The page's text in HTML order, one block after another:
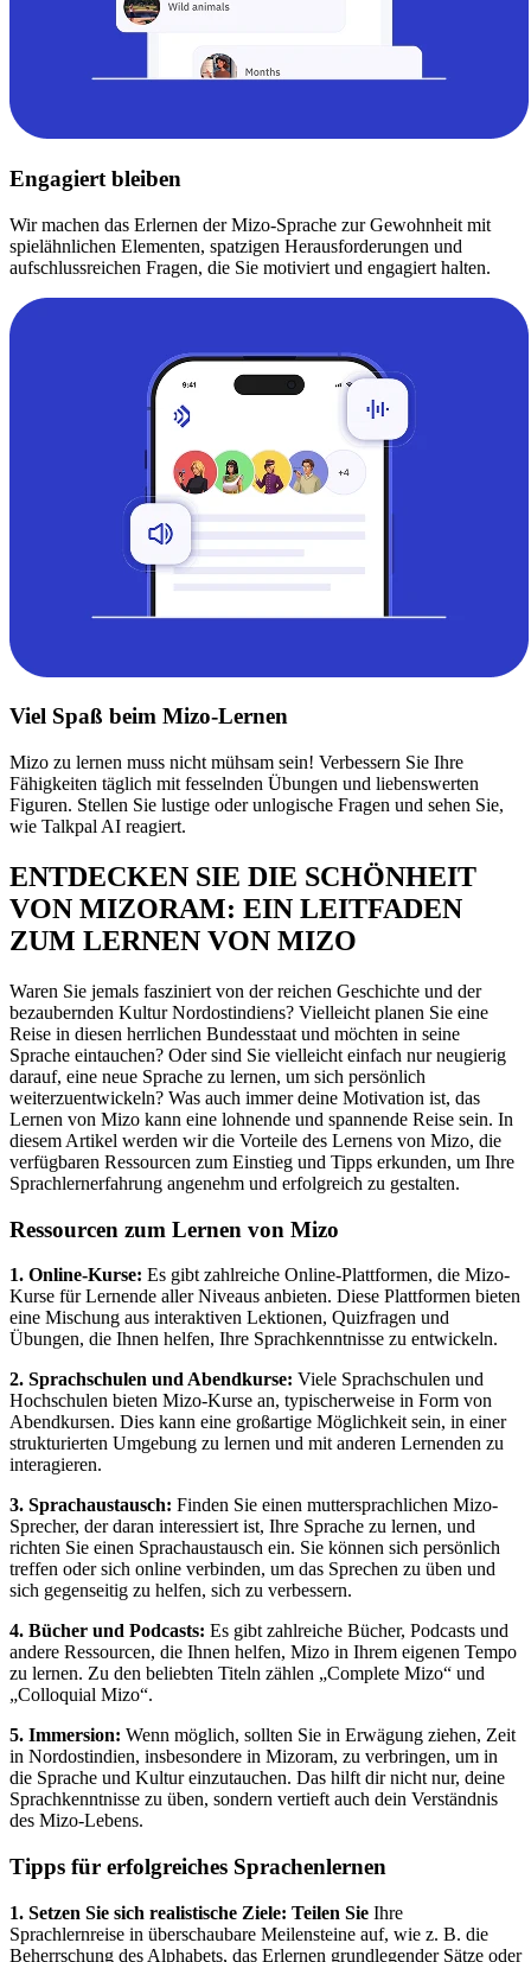
Engagiert bleiben
Wir machen das Erlernen der Mizo-Sprache zur Gewohnheit mit
spielähnlichen Elementen, spatzigen Herausforderungen und
aufschlussreichen Fragen, die Sie motiviert und engagiert halten.
Viel Spaß beim Mizo-Lernen
Mizo zu lernen muss nicht mühsam sein! Verbessern Sie Ihre
Fähigkeiten täglich mit fesselnden Übungen und liebenswerten
Figuren. Stellen Sie lustige oder unlogische Fragen und sehen Sie,
wie Talkpal AI reagiert.
ENTDECKEN SIE DIE SCHÖNHEIT
VON MIZORAM: EIN LEITFADEN
ZUM LERNEN VON MIZO
Waren Sie jemals fasziniert von der reichen Geschichte und der
bezaubernden Kultur Nordostindiens? Vielleicht planen Sie eine
Reise in diesen herrlichen Bundesstaat und möchten in seine
Sprache eintauchen? Oder sind Sie vielleicht einfach nur neugierig
darauf, eine neue Sprache zu lernen, um sich persönlich
weiterzuentwickeln? Was auch immer deine Motivation ist, das
Lernen von Mizo kann eine lohnende und spannende Reise sein. In
diesem Artikel werden wir die Vorteile des Lernens von Mizo, die
verfügbaren Ressourcen zum Einstieg und Tipps erkunden, um Ihre
Sprachlernerfahrung angenehm und erfolgreich zu gestalten.
Ressourcen zum Lernen von Mizo
1. Online-Kurse: Es gibt zahlreiche Online-Plattformen, die Mizo-
Kurse für Lernende aller Niveaus anbieten. Diese Plattformen bieten
eine Mischung aus interaktiven Lektionen, Quizfragen und
Übungen, die Ihnen helfen, Ihre Sprachkenntnisse zu entwickeln.
2. Sprachschulen und Abendkurse: Viele Sprachschulen und
Hochschulen bieten Mizo-Kurse an, typischerweise in Form von
Abendkursen. Dies kann eine großartige Möglichkeit sein, in einer
strukturierten Umgebung zu lernen und mit anderen Lernenden zu
interagieren.
3. Sprachaustausch: Finden Sie einen muttersprachlichen Mizo-
Sprecher, der daran interessiert ist, Ihre Sprache zu lernen, und
richten Sie einen Sprachaustausch ein. Sie können sich persönlich
treffen oder sich online verbinden, um das Sprechen zu üben und
sich gegenseitig zu helfen, sich zu verbessern.
4. Bücher und Podcasts: Es gibt zahlreiche Bücher, Podcasts und
andere Ressourcen, die Ihnen helfen, Mizo in Ihrem eigenen Tempo
zu lernen. Zu den beliebten Titeln zählen „Complete Mizo“ und
„Colloquial Mizo“.
5. Immersion: Wenn möglich, sollten Sie in Erwägung ziehen, Zeit
in Nordostindien, insbesondere in Mizoram, zu verbringen, um in
die Sprache und Kultur einzutauchen. Das hilft dir nicht nur, deine
Sprachkenntnisse zu üben, sondern vertieft auch dein Verständnis
des Mizo-Lebens.
Tipps für erfolgreiches Sprachenlernen
1. Setzen Sie sich realistische Ziele: Teilen Sie Ihre
Sprachlernreise in überschaubare Meilensteine auf, wie z. B. die
Beherrschung des Alphabets, das Erlernen grundlegender Sätze oder